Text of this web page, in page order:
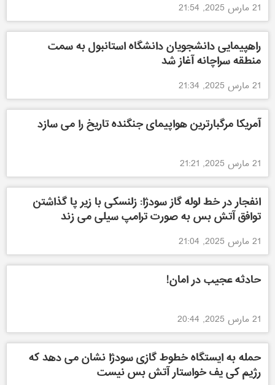
21 مارس 2025, 21:54
راهپیمایی دانشجویان دانشگاه استانبول به سمت
منطقه سراچانه آغاز شد
21 مارس 2025, 21:34
آمریکا مرگبارترین هواپیمای جنگنده تاریخ را می سازد
21 مارس 2025, 21:21
انفجار در خط لوله گاز سودژا: زلنسکی با زیر پا گذاشتن
توافق آتش بس به صورت ترامپ سیلی می زند
21 مارس 2025, 21:04
حادثه عجیب در امان!
21 مارس 2025, 20:44
حمله به ایستگاه خطوط گازی سودژا نشان می دهد که
رژیم کی یف خواستار آتش بس نیست